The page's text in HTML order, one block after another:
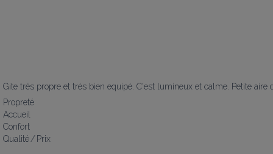
Gite trés propre et trés bien equipé. C'est lumineux et calme. Petite
Propreté
Accueil
Confort
Qualité / Prix